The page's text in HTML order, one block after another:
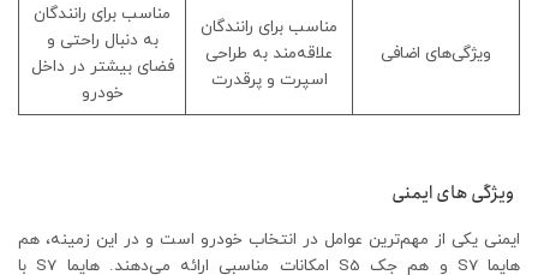
ویژگی‌های اضافی
مناسب برای رانندگان
علاقه‌مند به طراحی
اسپرت و پرقدرت
مناسب برای رانندگان
به دنبال راحتی و
فضای بیشتر در داخل
خودرو
ویژگی‌ های ایمنی
ایمنی یکی از مهم‌ترین عوامل در انتخاب خودرو است و در این زمینه، هم
هایما S7 و هم جک S5 امکانات مناسبی ارائه می‌دهند. هایما S7 با